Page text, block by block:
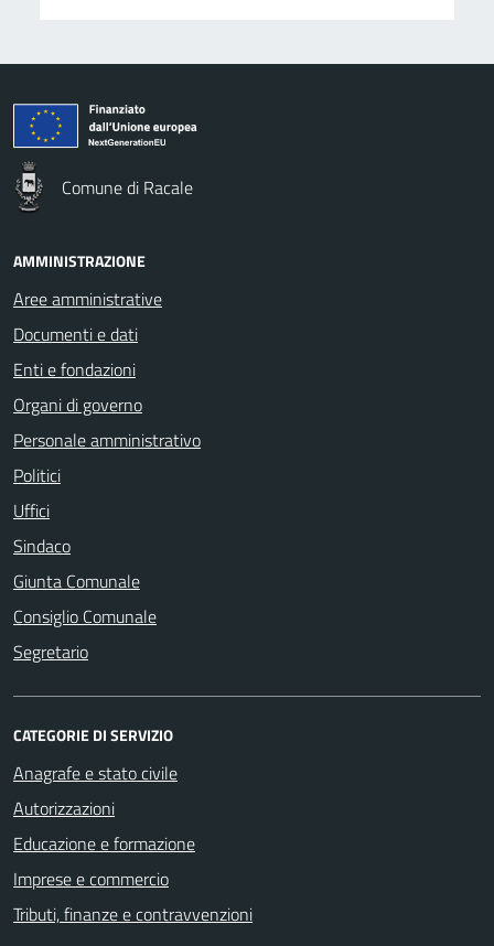
Comune di Racale
AMMINISTRAZIONE
Aree amministrative
Documenti e dati
Enti e fondazioni
Organi di governo
Personale amministrativo
Politici
Uffici
Sindaco
Giunta Comunale
Consiglio Comunale
Segretario
CATEGORIE DI SERVIZIO
Anagrafe e stato civile
Autorizzazioni
Educazione e formazione
Imprese e commercio
Tributi, finanze e contravvenzioni